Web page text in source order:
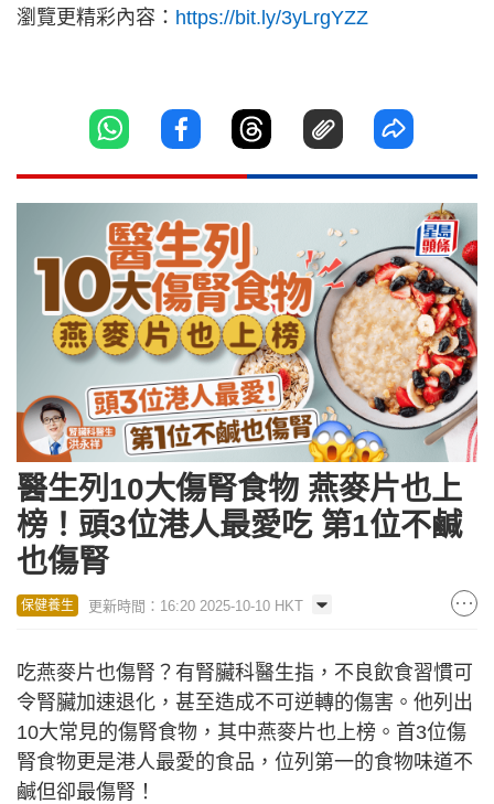
瀏覽更精彩內容： https://bit.ly/3yLrgYZZ
醫生列10大傷腎食物 燕麥片也上
榜！頭3位港人最愛吃 第1位不鹹
也傷腎
保健養生 更新時間：16:20 2025-10-10 HKT
吃燕麥片也傷腎？有腎臟科醫生指，不良飲食習慣可
令腎臟加速退化，甚至造成不可逆轉的傷害。他列出
10大常見的傷腎食物，其中燕麥片也上榜。首3位傷
腎食物更是港人最愛的食品，位列第一的食物味道不
鹹但卻最傷腎！